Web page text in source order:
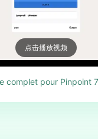
点击播放视频
complet pour Pinpoint